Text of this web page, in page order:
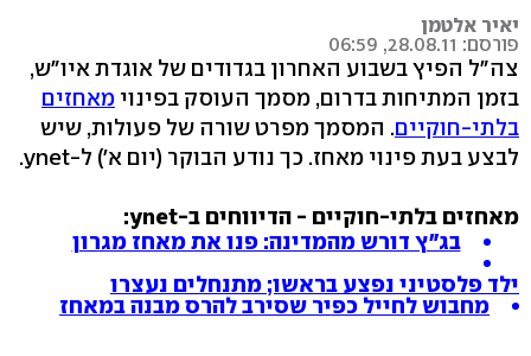
יאיר אלטמן
פורסם: 28.08.11, 06:59
צה"ל הפיץ בשבוע האחרון בגדודים של אוגדת איו"ש,
בזמן המתיחות בדרום, מסמך העוסק בפינוי מאחזים
בלתי-חוקיים. המסמך מפרט שורה של פעולות, שיש
לבצע בעת פינוי מאחז. כך נודע הבוקר (יום א') ל-ynet.
מאחזים בלתי-חוקיים - הדיווחים ב-ynet:
בג"ץ דורש מהמדינה: פנו את מאחז מגרון
ילד פלסטיני נפצע בראשו; מתנחלים נעצרו
מחבוש לחייל כפיר שסירב להרס מבנה במאחז